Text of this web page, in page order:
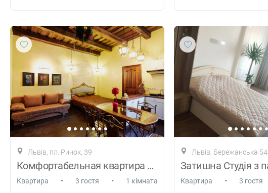
Львів, пл. Ринок, 39
Комфортабельная квартира на пл. Рынок
Квартира • 3 гостя • 1 кімната
Львів, Бережанська 54
Квартира • 3 гостя